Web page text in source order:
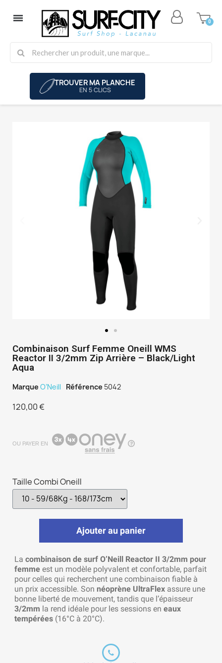
TROUVER MA PLANCHE
EN 5 CLICS
Combinaison Surf Femme Oneill WMS
Reactor II 3/2mm Zip Arrière – Black/Light
Aqua
Marque O’Neill Référence 5042
120,00 €
OU PAYER EN
Taille Combi Oneill
Ajouter au panier
La combinaison de surf O’Neill Reactor II 3/2mm pour
femme est un modèle polyvalent et confortable, parfait
pour celles qui recherchent une combinaison fiable à
un prix accessible. Son néoprène UltraFlex assure une
bonne liberté de mouvement, tandis que l’épaisseur
3/2mm la rend idéale pour les sessions en eaux
tempérées (16°C à 20°C).